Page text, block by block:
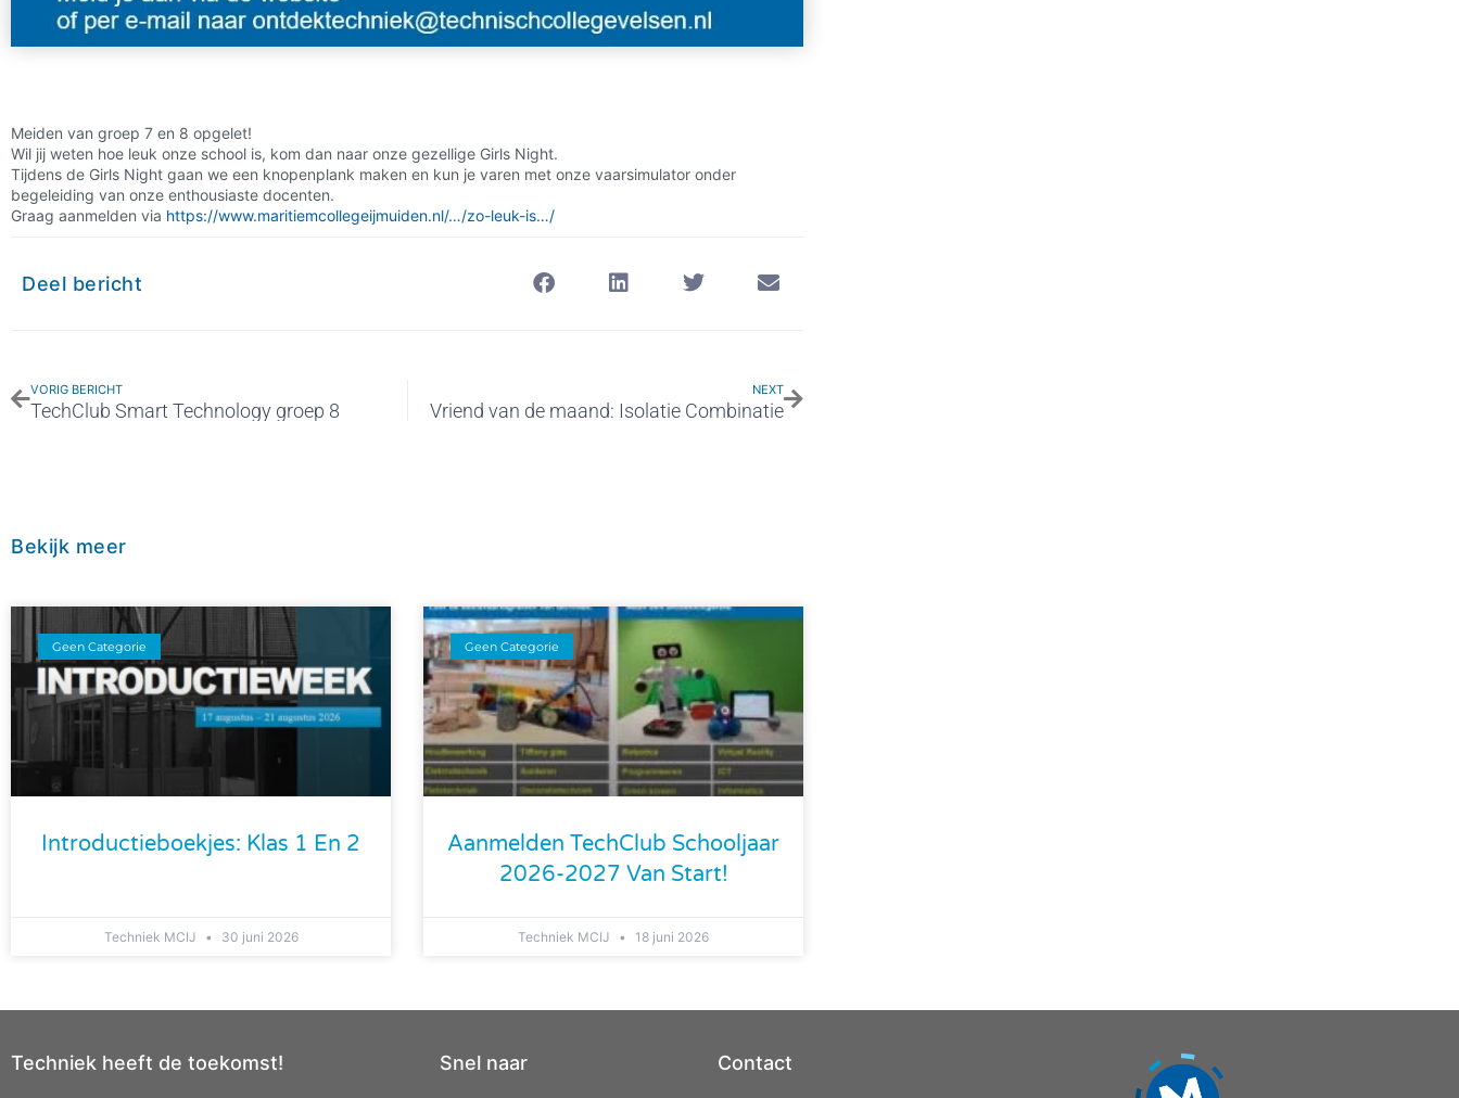
Meiden van groep 7 en 8 opgelet!
Wil jij weten hoe leuk onze school is, kom dan naar onze gezellige Girls Night.
Tijdens de Girls Night gaan we een knopenplank maken en kun je varen met onze vaarsimulator onder
begeleiding van onze enthousiaste docenten.
Graag aanmelden via https://www.maritiemcollegeijmuiden.nl/…/zo-leuk-is…/
Deel bericht
VORIG BERICHT
TechClub Smart Technology groep 8
NEXT
Vriend van de maand: Isolatie Combinatie
Bekijk meer
Geen Categorie
Introductieboekjes: Klas 1 En 2
Techniek MCIJ 30 juni 2026
Geen Categorie
Aanmelden TechClub Schooljaar
2026-2027 Van Start!
Techniek MCIJ 18 juni 2026
Techniek heeft de toekomst! Snel naar Contact